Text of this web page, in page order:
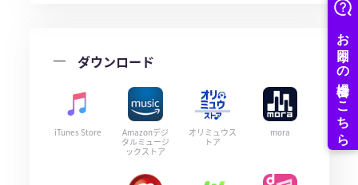
ダウンロード
iTunes Store
Amazonデジ
タルミュージ
ックストア
オリミュウス
トア
mora